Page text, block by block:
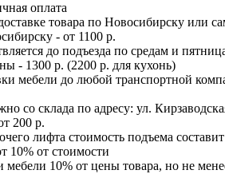
оплата
товара по Новосибирску или
- от 1100 р.
до подъезда по средам и
- 1300 р. (2200 р. для кухонь)
мебели до любой транспортной
со склада по адресу: ул.
200 р.
лифта стоимость подъема
10% от стоимости
мебели 10% от цены товара, но не